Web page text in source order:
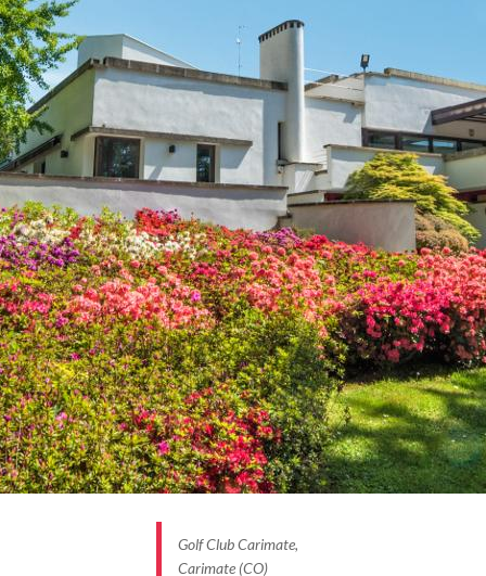
Golf Club Carimate,
Carimate (CO)